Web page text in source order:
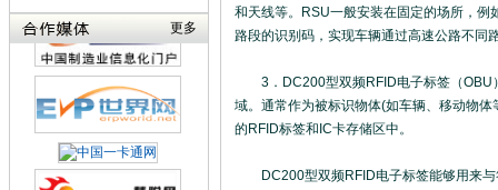
更多
和天线等。RSU一般安装在固定的场所，
路段的识别码，实现车辆通过高速公路不同
3．DC200型双频RFID电子标签（OBU
域。通常作为被标识物体(如车辆、移动物
的RFID标签和IC卡存储区中。
DC200型双频RFID电子标签能够用来与